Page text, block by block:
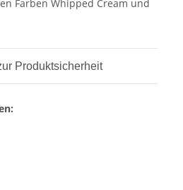
Farben Whipped Cream und
Produktsicherheit